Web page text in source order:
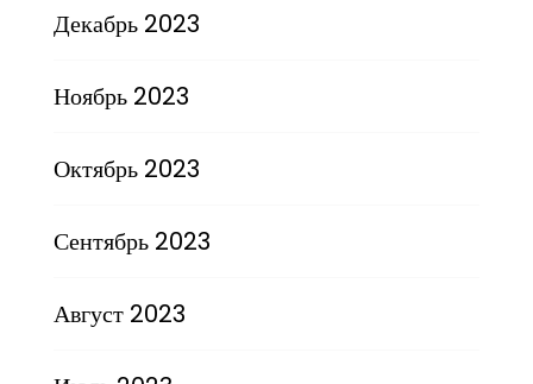
Декабрь 2023
Ноябрь 2023
Октябрь 2023
Сентябрь 2023
Август 2023